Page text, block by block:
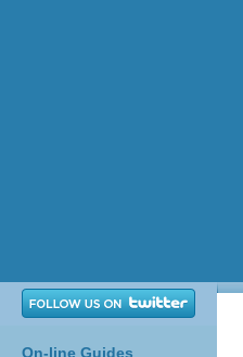
On-line Guides